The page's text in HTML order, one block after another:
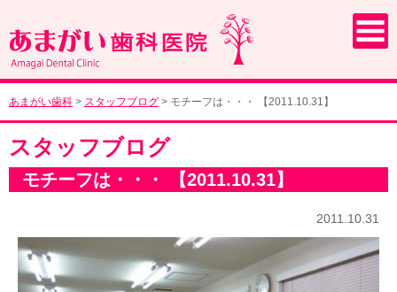
あまがい歯科 > スタッフブログ > モチーフは・・・ 【2011.10.31】
スタッフブログ
モチーフは・・・ 【2011.10.31】
2011.10.31